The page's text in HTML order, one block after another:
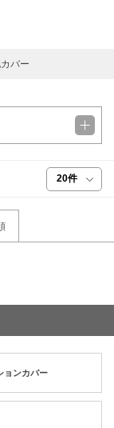
バー
ョンカバー